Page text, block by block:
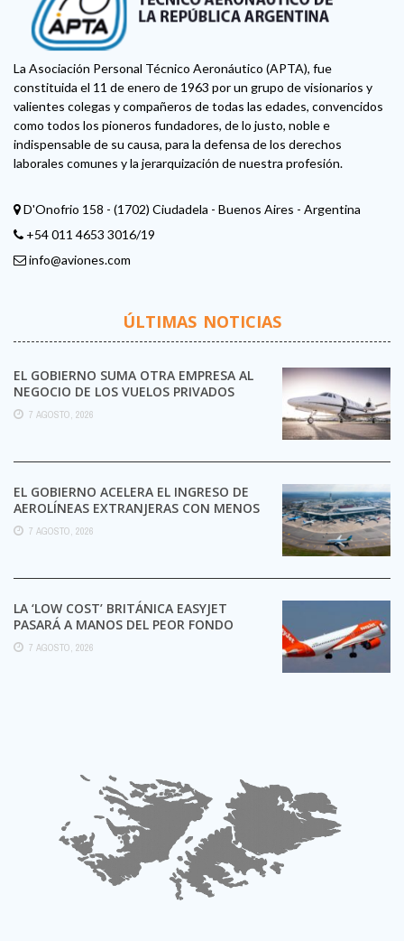
La Asociación Personal Técnico Aeronáutico (APTA), fue
constituida el 11 de enero de 1963 por un grupo de visionarios y
valientes colegas y compañeros de todas las edades, convencidos
como todos los pioneros fundadores, de lo justo, noble e
indispensable de su causa, para la defensa de los derechos
laborales comunes y la jerarquización de nuestra profesión.
D'Onofrio 158 - (1702) Ciudadela - Buenos Aires - Argentina
+54 011 4653 3016/19
info@aviones.com
ÚLTIMAS NOTICIAS
EL GOBIERNO SUMA OTRA EMPRESA AL
NEGOCIO DE LOS VUELOS PRIVADOS
7 AGOSTO, 2026
EL GOBIERNO ACELERA EL INGRESO DE
AEROLÍNEAS EXTRANJERAS CON MENOS
TRÁMITES
7 AGOSTO, 2026
LA ‘LOW COST’ BRITÁNICA EASYJET
PASARÁ A MANOS DEL PEOR FONDO
POSIBLE:
7 AGOSTO, 2026